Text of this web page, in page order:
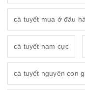
cá tuyết mua ở đâu
cá tuyết nam cực
cá tuyết nguyên con